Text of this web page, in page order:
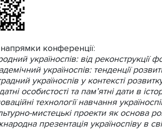
напрямки конференції:
україноспів: від реконструкції
україноспів: тенденції
україноспів у контексті
особистості та пам’ятні дати в
технології навчання
мистецькі проекти як основа
презентація україноспіву в